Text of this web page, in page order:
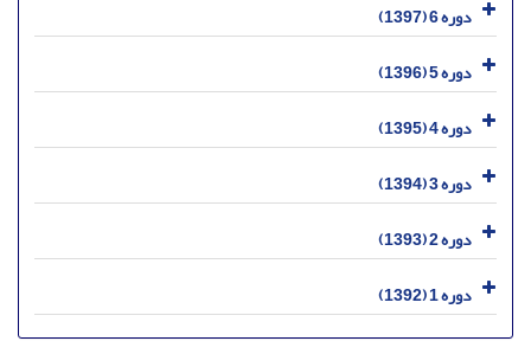
دوره 6 (1397)
دوره 5 (1396)
دوره 4 (1395)
دوره 3 (1394)
دوره 2 (1393)
دوره 1 (1392)